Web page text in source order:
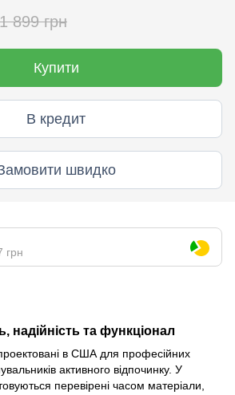
1 899 грн
Купити
В кредит
швидко
грн
надійність та функціонал
в США для професійних
активного відпочинку. У
перевірені часом матеріали,